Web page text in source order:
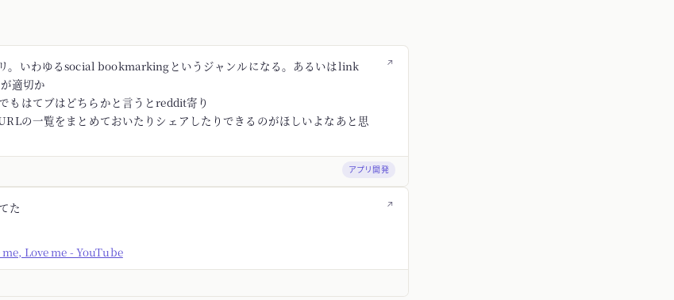
↗
。いわゆるsocial bookmarkingというジャンルになる。あるいはlink
適切か
もはてブはどちらかと言うとreddit寄り
の一覧をまとめておいたりシェアしたりできるのがほしいよなあと思
アプリ開発
↗
た
Love me - YouTube